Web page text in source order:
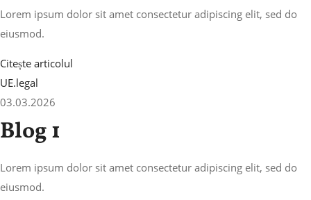
Lorem ipsum dolor sit amet consectetur adipiscing elit, sed do
eiusmod.
Citește articolul
UE.legal
03.03.2026
Blog 1
Lorem ipsum dolor sit amet consectetur adipiscing elit, sed do
eiusmod.